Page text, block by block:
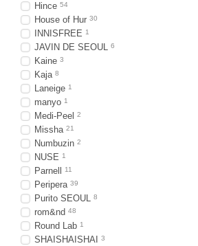
Hince 54
House of Hur 30
INNISFREE 1
JAVIN DE SEOUL 6
Kaine 3
Kaja 8
Laneige 1
manyo 1
Medi-Peel 2
Missha 21
Numbuzin 2
NUSE 1
Parnell 11
Peripera 39
Purito SEOUL 8
rom&nd 48
Round Lab 1
SHAISHAISHAI 3